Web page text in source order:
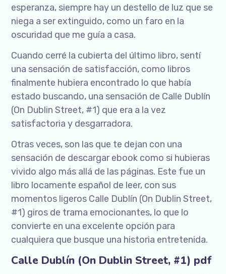
esperanza, siempre hay un destello de luz que se
niega a ser extinguido, como un faro en la
oscuridad que me guía a casa.
Cuando cerré la cubierta del último libro, sentí
una sensación de satisfacción, como libros
finalmente hubiera encontrado lo que había
estado buscando, una sensación de Calle Dublín
(On Dublin Street, #1) que era a la vez
satisfactoria y desgarradora.
Otras veces, son las que te dejan con una
sensación de descargar ebook como si hubieras
vivido algo más allá de las páginas. Este fue un
libro locamente español de leer, con sus
momentos ligeros Calle Dublín (On Dublin Street,
#1) giros de trama emocionantes, lo que lo
convierte en una excelente opción para
cualquiera que busque una historia entretenida.
Calle Dublín (On Dublin Street, #1) pdf